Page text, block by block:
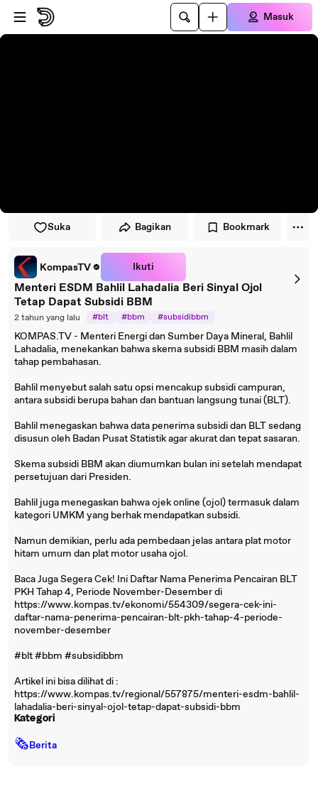
Lewati ke pemutar
Lewatkan ke konten utama
Masuk
Suka Bagikan Bookmark
KompasTV Ikuti
Menteri ESDM Bahlil Lahadalia Beri Sinyal Ojol
Tetap Dapat Subsidi BBM
2 tahun yang lalu #blt #bbm #subsidibbm
KOMPAS.TV - Menteri Energi dan Sumber Daya Mineral, Bahlil
Lahadalia, menekankan bahwa skema subsidi BBM masih dalam
tahap pembahasan.
Bahlil menyebut salah satu opsi mencakup subsidi campuran,
antara subsidi berupa bahan dan bantuan langsung tunai (BLT).
Bahlil menegaskan bahwa data penerima subsidi dan BLT sedang
disusun oleh Badan Pusat Statistik agar akurat dan tepat sasaran.
Skema subsidi BBM akan diumumkan bulan ini setelah mendapat
persetujuan dari Presiden.
Bahlil juga menegaskan bahwa ojek online (ojol) termasuk dalam
kategori UMKM yang berhak mendapatkan subsidi.
Namun demikian, perlu ada pembedaan jelas antara plat motor
hitam umum dan plat motor usaha ojol.
Baca Juga Segera Cek! Ini Daftar Nama Penerima Pencairan BLT
PKH Tahap 4, Periode November-Desember di
https://www.kompas.tv/ekonomi/554309/segera-cek-ini-
daftar-nama-penerima-pencairan-blt-pkh-tahap-4-periode-
november-desember
#blt #bbm #subsidibbm
Artikel ini bisa dilihat di :
https://www.kompas.tv/regional/557875/menteri-esdm-bahlil-
lahadalia-beri-sinyal-ojol-tetap-dapat-subsidi-bbm
Kategori
🗞Berita